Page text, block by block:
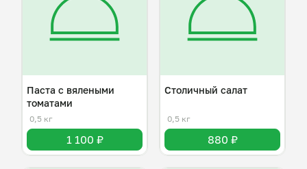
Паста с вялеными
томатами
0,5 кг
1 100 ₽
Столичный салат
0,5 кг
880 ₽